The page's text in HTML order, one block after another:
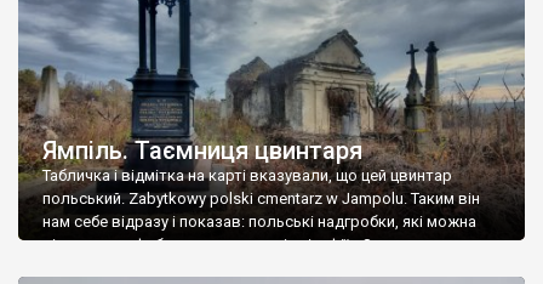
Ямпіль. Таємниця цвинтаря
Табличка і відмітка на карті вказували, що цей цвинтар
польський. Zabytkowy polski cmentarz w Jampolu. Таким він
нам себе відразу і показав: польські надгробки, які можна
віднести до фабричних, польські епітафії… Загалом цвинтар